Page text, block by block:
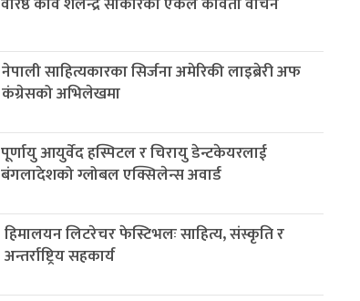
नेपाली साहित्यकारका सिर्जना अमेरिकी लाइब्रेरी अफ
कंग्रेसको अभिलेखमा
पूर्णायु आयुर्वेद हस्पिटल र चिरायु डेन्टकेयरलाई
बंगलादेशको ग्लोबल एक्सिलेन्स अवार्ड
हिमालयन लिटरेचर फेस्टिभलः साहित्य, संस्कृति र
अन्तर्राष्ट्रिय सहकार्य